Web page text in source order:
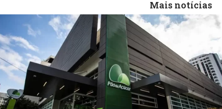
Mais notícias